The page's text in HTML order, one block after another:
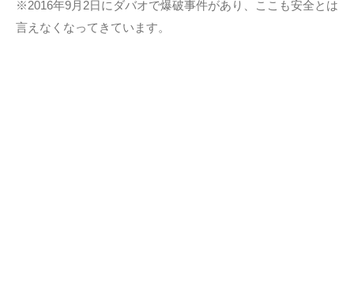
※2016年9月2日にダバオで爆破事件があり、ここも安全とは
言えなくなってきています。